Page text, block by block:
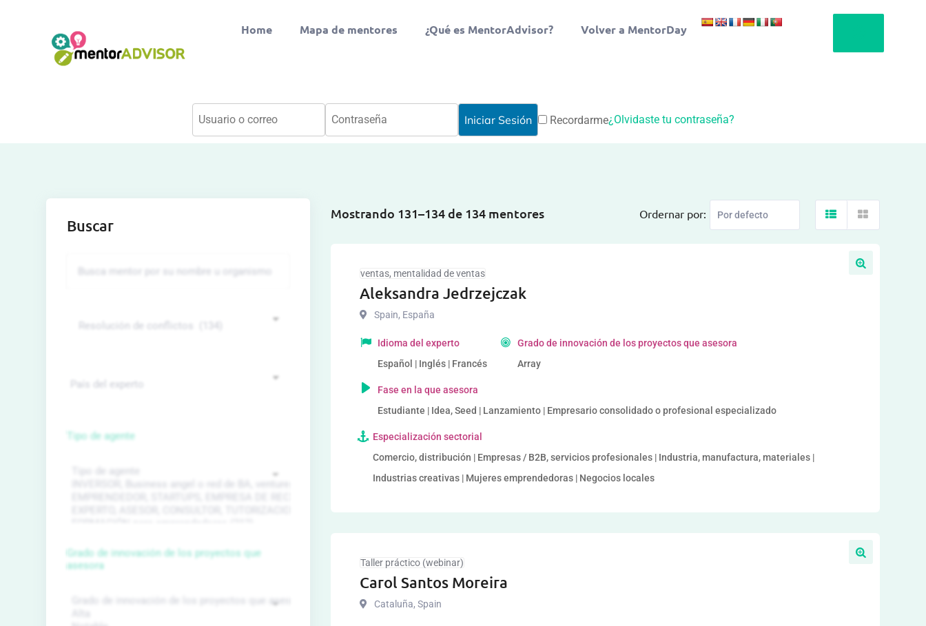
Home Mapa de mentores ¿Qué es MentorAdvisor? Volver a MentorDay
Recordarme¿Olvidaste tu contraseña?
Mostrando 131–134 de 134 mentores Ordernar por:
ventas, mentalidad de ventas
Aleksandra Jedrzejczak
Spain, España
Idioma del experto
Español | Inglés | Francés
Grado de innovación de los proyectos que asesora
Array
Fase en la que asesora
Estudiante | Idea, Seed | Lanzamiento | Empresario consolidado o profesional especializado
Especialización sectorial
Comercio, distribución | Empresas / B2B, servicios profesionales | Industria, manufactura, materiales |
Industrias creativas | Mujeres emprendedoras | Negocios locales
Taller práctico (webinar)
Carol Santos Moreira
Cataluña, Spain
Buscar
Tipo de agente
Grado de innovación de los proyectos que
asesora